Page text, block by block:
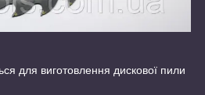
для виготовлення дискової пили